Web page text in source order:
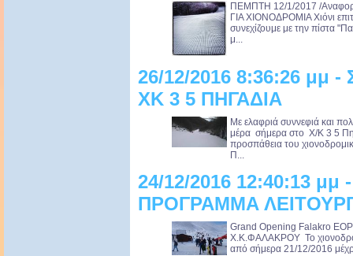
ΠΕΜΠΤΗ 12/1/2017 /
ΓΙΑ ΧΙΟΝΟΔΡΟΜΙΑ Χιόνι
συνεχίζουμε με την πίστα
μ...
26/12/2016 8:36:26 μμ
ΧΚ 3 5 ΠΗΓΑΔΙΑ
Με ελαφριά συννεφιά και
μέρα σήμερα στο Χ/Κ 3 5
προσπάθεια του
Π...
24/12/2016 12:40:13
ΠΡΟΓΡΑΜΜΑ
Grand Opening Falakro
Χ.Κ.ΦΑΛΑΚΡΟΥ Το
από σήμερα 21/12/2016